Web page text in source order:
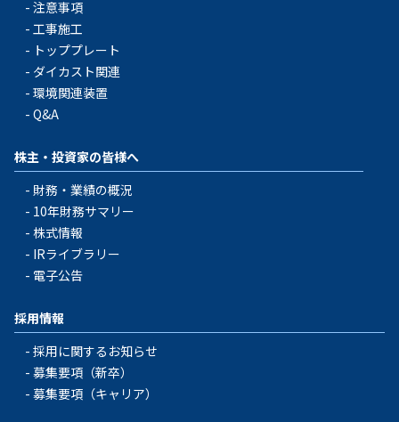
注意事項
工事施工
トッププレート
ダイカスト関連
環境関連装置
Q&A
株主・投資家の皆様へ
財務・業績の概況
10年財務サマリー
株式情報
IRライブラリー
電子公告
採用情報
採用に関するお知らせ
募集要項（新卒）
募集要項（キャリア）